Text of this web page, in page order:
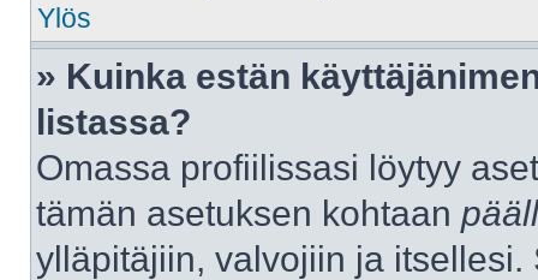
Ylös
» Kuinka estän
listassa?
Omassa profiilissasi löytyy
tämän asetuksen kohtaan
ylläpitäjiin, valvojiin ja